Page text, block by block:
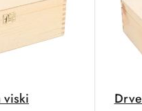
viski